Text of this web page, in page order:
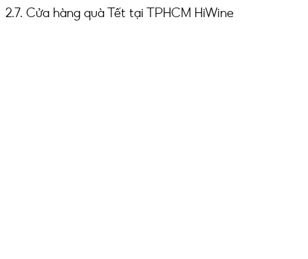
2.7. Cửa hàng quà Tết tại TPHCM HiWine